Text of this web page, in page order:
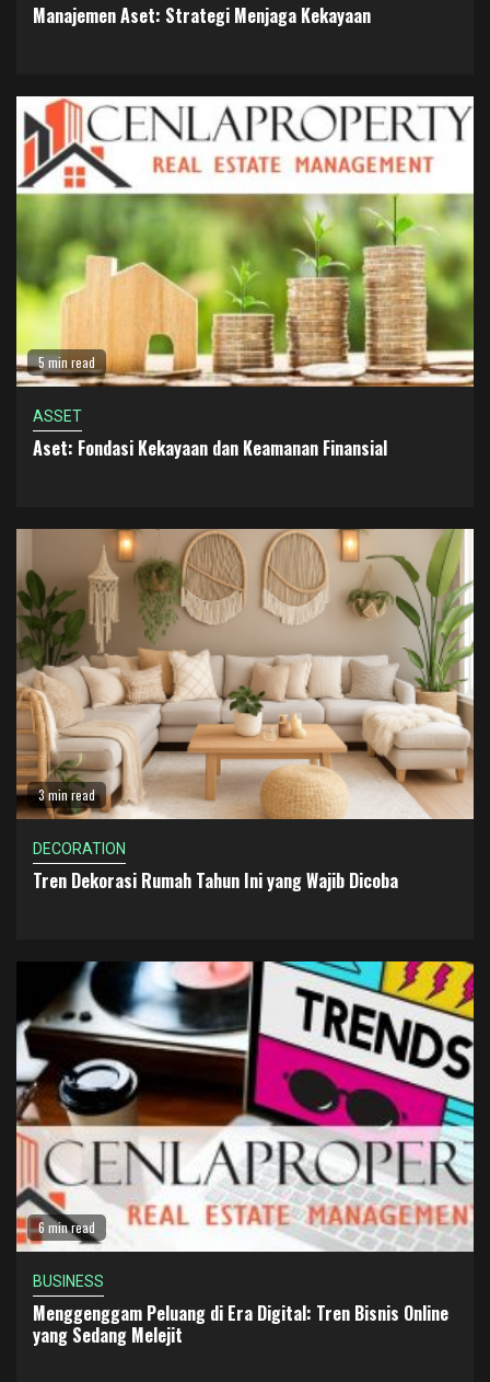
Manajemen Aset: Strategi Menjaga Kekayaan
5 min read
ASSET
Aset: Fondasi Kekayaan dan Keamanan Finansial
3 min read
DECORATION
Tren Dekorasi Rumah Tahun Ini yang Wajib Dicoba
6 min read
BUSINESS
Menggenggam Peluang di Era Digital: Tren Bisnis Online
yang Sedang Melejit